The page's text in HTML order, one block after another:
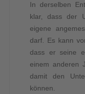
In derselben
klar, dass der
eigene
darf. Es kann
dass er seine
einem anderen
damit den
können.